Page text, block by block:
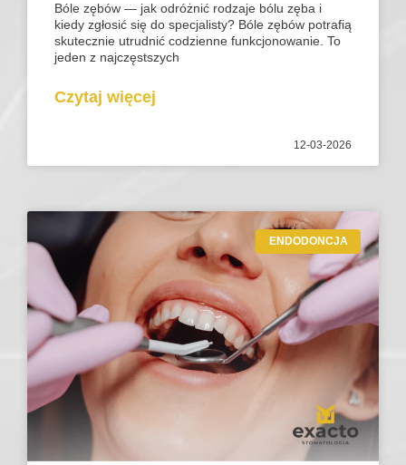
Bóle zębów — jak odróżnić rodzaje bólu zęba i
kiedy zgłosić się do specjalisty? Bóle zębów potrafią
skutecznie utrudnić codzienne funkcjonowanie. To
jeden z najczęstszych
Czytaj więcej
12-03-2026
ENDODONCJA